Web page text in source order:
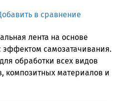
в сравнение
лента на основе
эффектом самозатачивания.
обработки всех видов
композитных материалов и